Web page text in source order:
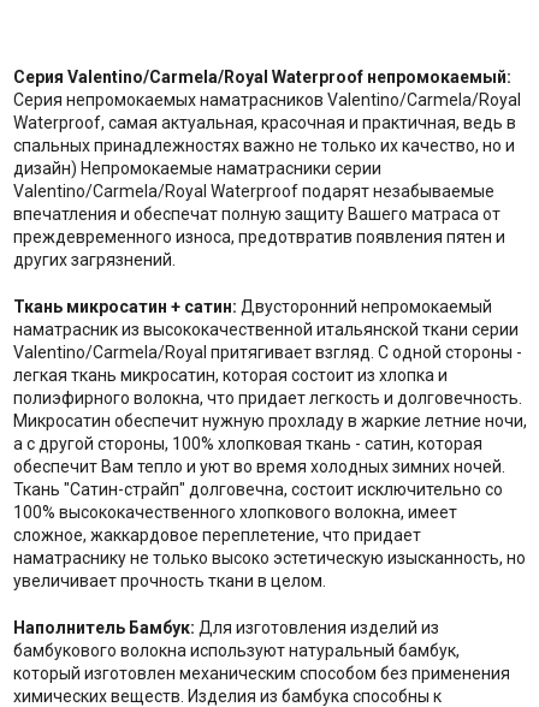
Серия Valentino/Carmela/Royal Waterproof непромокаемый:
Серия непромокаемых наматрасников Valentino/Carmela/Royal
Waterproof, самая актуальная, красочная и практичная, ведь в
спальных принадлежностях важно не только их качество, но и
дизайн) Непромокаемые наматрасники серии
Valentino/Carmela/Royal Waterproof подарят незабываемые
впечатления и обеспечат полную защиту Вашего матраса от
преждевременного износа, предотвратив появления пятен и
других загрязнений.
Ткань микросатин + сатин: Двусторонний непромокаемый
наматрасник из высококачественной итальянской ткани серии
Valentino/Carmela/Royal притягивает взгляд. С одной стороны -
легкая ткань микросатин, которая состоит из хлопка и
полиэфирного волокна, что придает легкость и долговечность.
Микросатин обеспечит нужную прохладу в жаркие летние ночи,
а с другой стороны, 100% хлопковая ткань - сатин, которая
обеспечит Вам тепло и уют во время холодных зимних ночей.
Ткань "Сатин-страйп" долговечна, состоит исключительно со
100% высококачественного хлопкового волокна, имеет
сложное, жаккардовое переплетение, что придает
наматраснику не только высоко эстетическую изысканность, но
увеличивает прочность ткани в целом.
Наполнитель Бамбук: Для изготовления изделий из
бамбукового волокна используют натуральный бамбук,
который изготовлен механическим способом без применения
химических веществ. Изделия из бамбука способны к